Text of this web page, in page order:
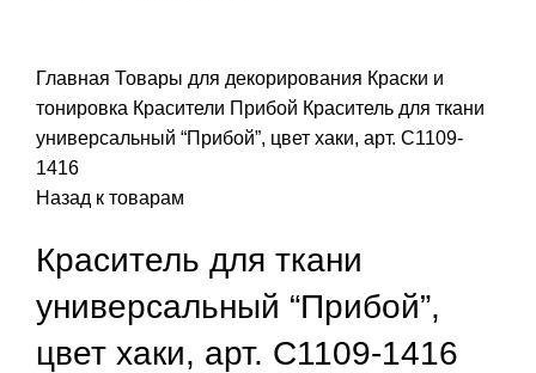
Главная Товары для декорирования Краски и
тонировка Красители Прибой Краситель для ткани
универсальный “Прибой”, цвет хаки, арт. С1109-
1416
Назад к товарам
Краситель для ткани
универсальный “Прибой”,
цвет хаки, арт. С1109-1416